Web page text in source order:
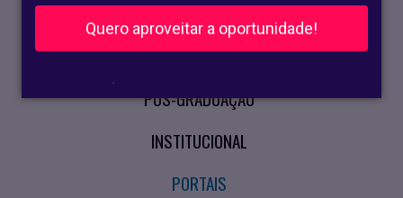
Quero aproveitar a oportunidade!
.
VESTIBULAR
CURSOS PRESENCIAIS
PÓS-GRADUAÇÃO
INSTITUCIONAL
PORTAIS